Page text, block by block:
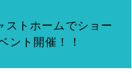
ストホームでショー
ント開催！！